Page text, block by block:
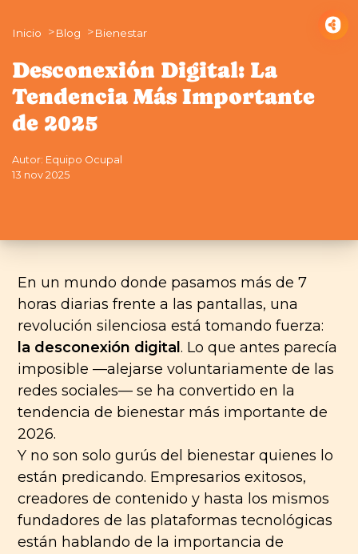
Inicio Blog Bienestar
Desconexión Digital: La
Tendencia Más Importante
de 2025
Autor: Equipo Ocupal
13 nov 2025
En un mundo donde pasamos más de 7
horas diarias frente a las pantallas, una
revolución silenciosa está tomando fuerza:
la desconexión digital. Lo que antes parecía
imposible —alejarse voluntariamente de las
redes sociales— se ha convertido en la
tendencia de bienestar más importante de
2026.
Y no son solo gurús del bienestar quienes lo
están predicando. Empresarios exitosos,
creadores de contenido y hasta los mismos
fundadores de las plataformas tecnológicas
están hablando de la importancia de